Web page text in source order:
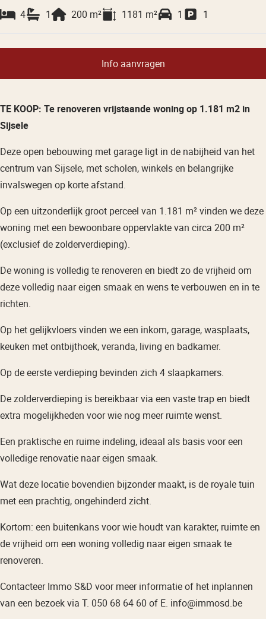
4 1 200 m² 1181 m² 1 1
Info aanvragen
TE KOOP: Te renoveren vrijstaande woning op 1.181 m2 in
Sijsele
Deze open bebouwing met garage ligt in de nabijheid van het
centrum van Sijsele, met scholen, winkels en belangrijke
invalswegen op korte afstand.
Op een uitzonderlijk groot perceel van 1.181 m² vinden we deze
woning met een bewoonbare oppervlakte van circa 200 m²
(exclusief de zolderverdieping).
De woning is volledig te renoveren en biedt zo de vrijheid om
deze volledig naar eigen smaak en wens te verbouwen en in te
richten.
Op het gelijkvloers vinden we een inkom, garage, wasplaats,
keuken met ontbijthoek, veranda, living en badkamer.
Op de eerste verdieping bevinden zich 4 slaapkamers.
De zolderverdieping is bereikbaar via een vaste trap en biedt
extra mogelijkheden voor wie nog meer ruimte wenst.
Een praktische en ruime indeling, ideaal als basis voor een
volledige renovatie naar eigen smaak.
Wat deze locatie bovendien bijzonder maakt, is de royale tuin
met een prachtig, ongehinderd zicht.
Kortom: een buitenkans voor wie houdt van karakter, ruimte en
de vrijheid om een woning volledig naar eigen smaak te
renoveren.
Contacteer Immo S&D voor meer informatie of het inplannen
van een bezoek via T. 050 68 64 60 of E. info@immosd.be